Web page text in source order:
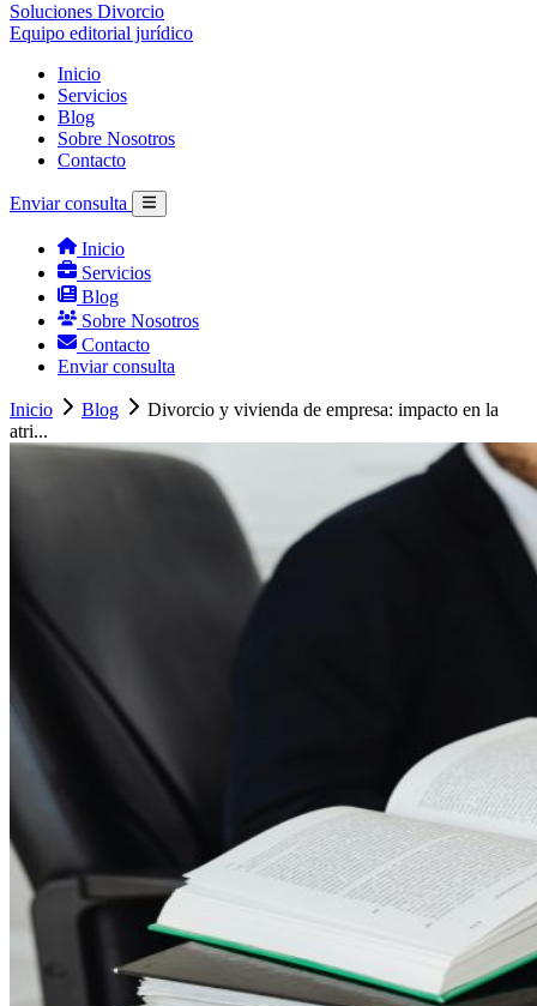
Soluciones Divorcio
Equipo editorial jurídico
Inicio
Servicios
Blog
Sobre Nosotros
Contacto
Enviar consulta
Inicio
Servicios
Blog
Sobre Nosotros
Contacto
Enviar consulta
Inicio Blog
Divorcio y vivienda de empresa: impacto en la
atri...